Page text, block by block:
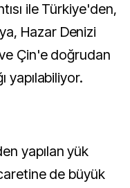
ile Türkiye'den,
Hazar Denizi
Çin'e doğrudan
yapılabiliyor.
yapılan yük
de büyük